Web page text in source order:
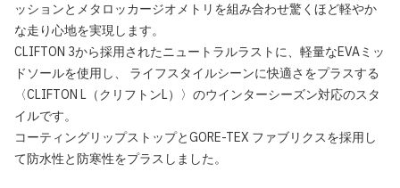
ッションとメタロッカージオメトリを組み合わせ驚くほど軽やか
な走り心地を実現します。
CLIFTON 3から採用されたニュートラルラストに、軽量なEVAミッ
ドソールを使用し、 ライフスタイルシーンに快適さをプラスする
〈CLIFTON L（クリフトンL）〉のウインターシーズン対応のスタ
イルです。
コーティングリップストップとGORE-TEX ファブリクスを採用し
て防水性と防寒性をプラスしました。